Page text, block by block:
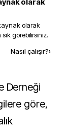
olarak
görebilirsiniz.
Nasıl çalışır?›
göre,